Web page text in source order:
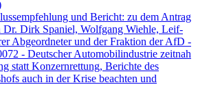
und Bericht: zu dem Antrag
Dr. Dirk Spaniel, Wolfgang Wiehle, Leif-
Abgeordneter und der Fraktion der AfD -
- Deutscher Automobilindustrie zeitnah
statt Konzernrettung, Berichte des
auch in der Krise beachten und